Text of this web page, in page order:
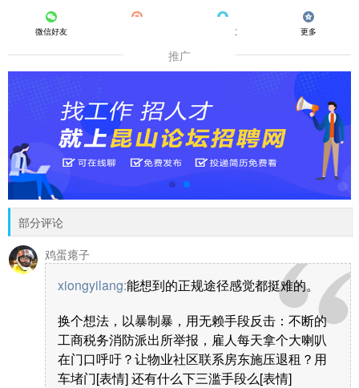
微信好友 QQ好友 更多
推广
部分评论
鸡蛋瘪子
xiongyilang:能想到的正规途径感觉都挺难的。
换个想法，以暴制暴，用无赖手段反击：不断的
工商税务消防派出所举报，雇人每天拿个大喇叭
在门口呼吁？让物业社区联系房东施压退租？用
车堵门[表情] 还有什么下三滥手段么[表情]